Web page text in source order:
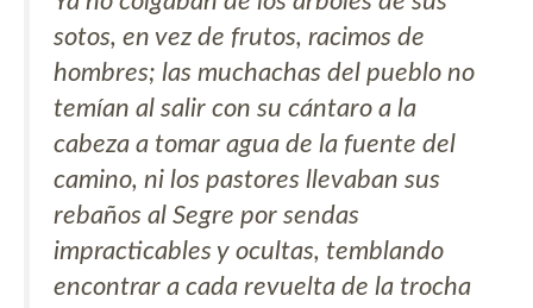
sotos, en vez de frutos, racimos de
hombres; las muchachas del pueblo no
temían al salir con su cántaro a la
cabeza a tomar agua de la fuente del
camino, ni los pastores llevaban sus
rebaños al Segre por sendas
impracticables y ocultas, temblando
encontrar a cada revuelta de la trocha